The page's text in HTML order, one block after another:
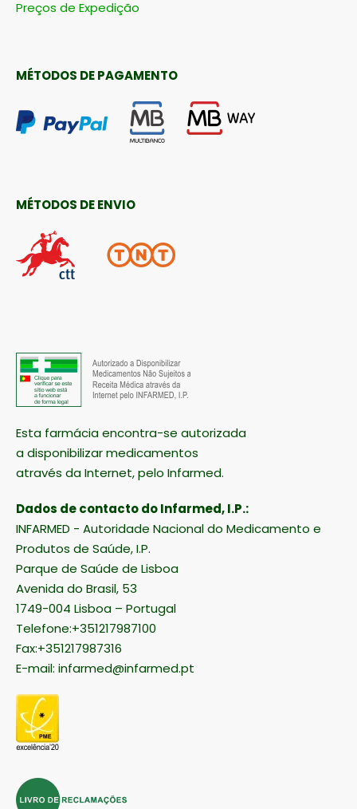
Preços de Expedição
MÉTODOS DE PAGAMENTO
MÉTODOS DE ENVIO
Esta farmácia encontra-se autorizada
a disponibilizar medicamentos
através da Internet, pelo Infarmed.
Dados de contacto do Infarmed, I.P.:
INFARMED - Autoridade Nacional do Medicamento e
Produtos de Saúde, I.P.
Parque de Saúde de Lisboa
Avenida do Brasil, 53
1749-004 Lisboa – Portugal
Telefone:+351217987100
Fax:+351217987316
E-mail: infarmed@infarmed.pt